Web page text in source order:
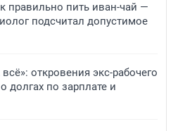
правильно пить иван-чай —
подсчитал допустимое
откровения экс-рабочего
долгах по зарплате и